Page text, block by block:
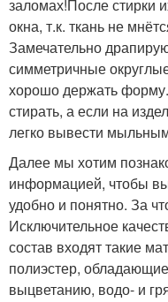
заломах!После стирки
окна, т.к. ткань не
Замечательно
симметричные
хорошо держать
стирать, а если на
легко вывести
Далее мы хотим
информацией, чтобы
удобно и понятно. За
Исключительное
состав входят такие
полиэстер,
выцветанию, водо- и